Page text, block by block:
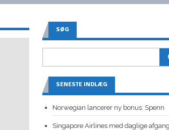
SØG
SENESTE INDLÆG
Norwegian lancerer ny bonus: Spenn
Singapore Airlines med daglige